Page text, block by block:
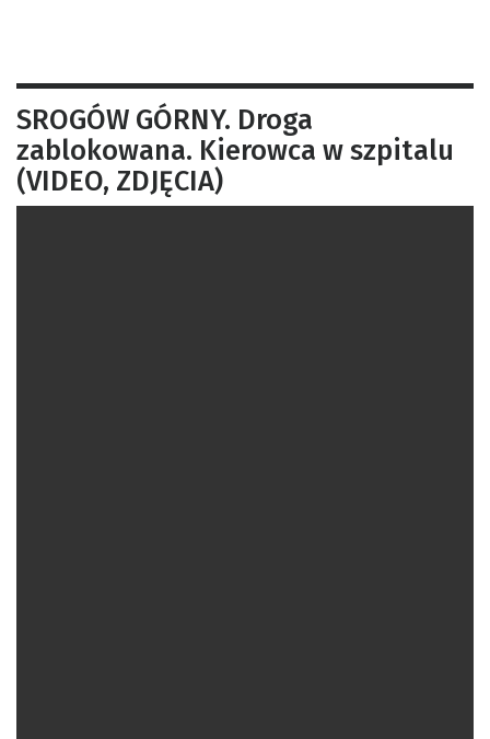
SROGÓW GÓRNY. Droga
zablokowana. Kierowca w szpitalu
(VIDEO, ZDJĘCIA)